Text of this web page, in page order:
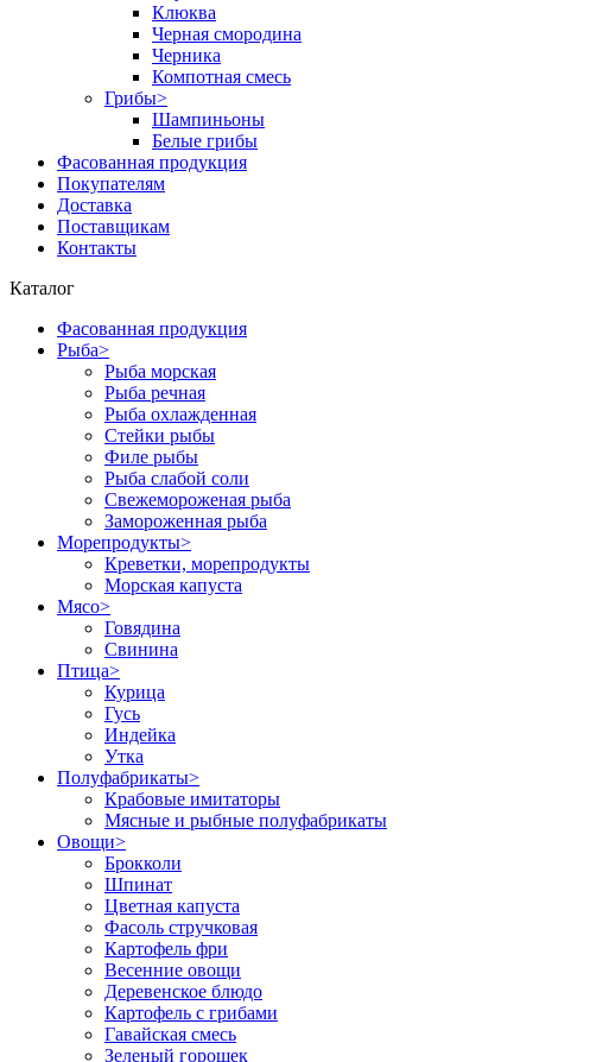
Клюква
Черная смородина
Черника
Компотная смесь
Грибы>
Шампиньоны
Белые грибы
Фасованная продукция
Покупателям
Доставка
Поставщикам
Контакты
Каталог
Фасованная продукция
Рыба>
Рыба морская
Рыба речная
Рыба охлажденная
Стейки рыбы
Филе рыбы
Рыба слабой соли
Свежемороженая рыба
Замороженная рыба
Морепродукты>
Креветки, морепродукты
Морская капуста
Мясо>
Говядина
Свинина
Птица>
Курица
Гусь
Индейка
Утка
Полуфабрикаты>
Крабовые имитаторы
Мясные и рыбные полуфабрикаты
Овощи>
Брокколи
Шпинат
Цветная капуста
Фасоль стручковая
Картофель фри
Весенние овощи
Деревенское блюдо
Картофель с грибами
Гавайская смесь
Зеленый горошек